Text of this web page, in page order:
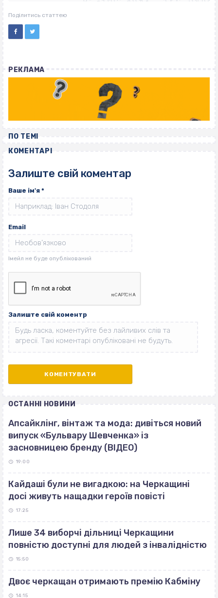
ВІСІМНАДЦЯТЬ ТРИ НУЛІ
Поділитись статтею
РЕКЛАМА
ПО ТЕМІ
КОМЕНТАРІ
Залиште свій коментар
Ваше ім'я *
Email
Залиште свій коментр
ОСТАННІ НОВИНИ
Апсайклінг, вінтаж та мода: дивіться новий
випуск «Бульвару Шевченка» із
засновницею бренду (ВІДЕО)
19:00
Кайдаші були не вигадкою: на Черкащині
досі живуть нащадки героїв повісті
17:25
Лише 34 виборчі дільниці Черкащини
повністю доступні для людей з інвалідністю
15:50
Двоє черкащан отримають премію Кабміну
14:15